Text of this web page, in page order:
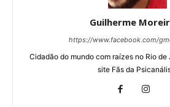
Guilherme
https://www.facebook.com/
Cidadão do mundo com raízes no Rio
site Fãs da